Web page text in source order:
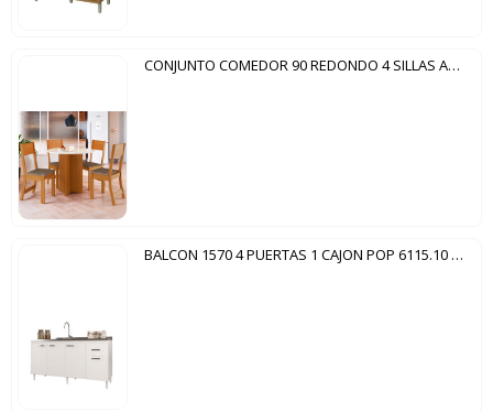
CONJUNTO COMEDOR 90 REDONDO 4 SILLAS ALICE 10085.1 INDEKÉS FREIJO | OFF WHITE TELA CACAO
BALCON 1570 4 PUERTAS 1 CAJON POP 6115.10 INDÉKES BLANCO